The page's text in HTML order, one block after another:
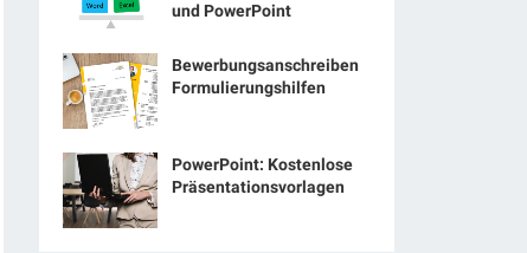
und PowerPoint
Bewerbungsanschreiben
Formulierungshilfen
PowerPoint: Kostenlose
Präsentationsvorlagen